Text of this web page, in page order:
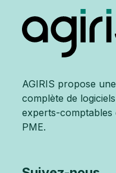
AGIRIS propose
complète de
experts-comptables
PME.